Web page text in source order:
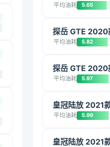
平均油耗 5.65
探岳 GTE 2020
平均油耗 5.82
探岳 GTE 2020
平均油耗 5.97
皇冠陆放 2021
平均油耗 5.99
皇冠陆放 2021